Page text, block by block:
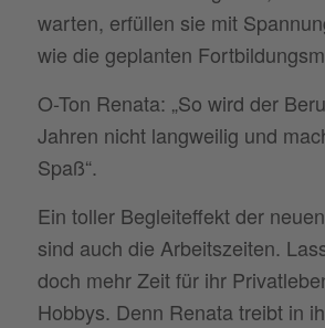
warten, erfüllen sie mit
wie die geplanten
O-Ton Renata: „So wird der
Jahren nicht langweilig und
Spaß“.
Ein toller Begleiteffekt der
sind auch die Arbeitszeiten.
doch mehr Zeit für ihr
Hobbys. Denn Renata treibt in